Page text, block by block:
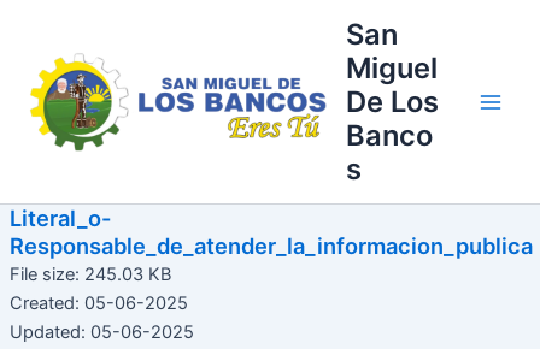
contenido
San
Miguel
De Los
Banco
s
Literal_o-
Responsable_de_atender_la_informacion_publica
File size: 245.03 KB
Created: 05-06-2025
Updated: 05-06-2025